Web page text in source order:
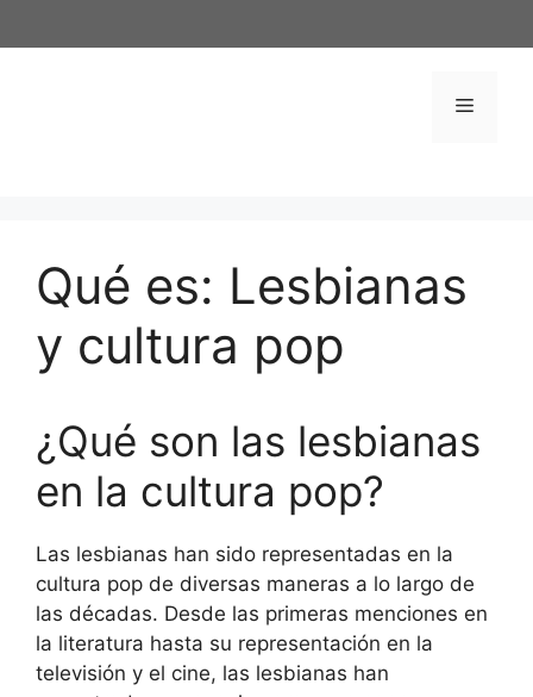
al
Menú
Qué es: Lesbianas
y cultura pop
¿Qué son las lesbianas
en la cultura pop?
Las lesbianas han sido representadas en la
cultura pop de diversas maneras a lo largo de
las décadas. Desde las primeras menciones en
la literatura hasta su representación en la
televisión y el cine, las lesbianas han